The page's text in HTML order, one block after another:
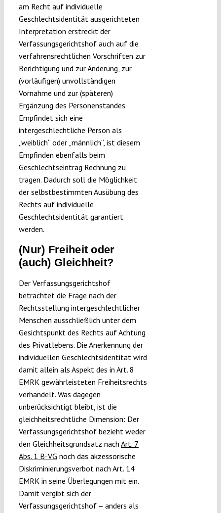
am Recht auf individuelle
Geschlechtsidentität ausgerichteten
Interpretation erstreckt der
Verfassungsgerichtshof auch auf die
verfahrensrechtlichen Vorschriften zur
Berichtigung und zur Änderung, zur
(vorläufigen) unvollständigen
Vornahme und zur (späteren)
Ergänzung des Personenstandes.
Empfindet sich eine
intergeschlechtliche Person als
„weiblich“ oder „männlich“, ist diesem
Empfinden ebenfalls beim
Geschlechtseintrag Rechnung zu
tragen. Dadurch soll die Möglichkeit
der selbstbestimmten Ausübung des
Rechts auf individuelle
Geschlechtsidentität garantiert
werden.
(Nur) Freiheit oder
(auch) Gleichheit?
Der Verfassungsgerichtshof
betrachtet die Frage nach der
Rechtsstellung intergeschlechtlicher
Menschen ausschließlich unter dem
Gesichtspunkt des Rechts auf Achtung
des Privatlebens. Die Anerkennung der
individuellen Geschlechtsidentität wird
damit allein als Aspekt des in Art. 8
EMRK gewährleisteten Freiheitsrechts
verhandelt. Was dagegen
unberücksichtigt bleibt, ist die
gleichheitsrechtliche Dimension: Der
Verfassungsgerichtshof bezieht weder
den Gleichheitsgrundsatz nach Art. 7
Abs. 1 B-VG noch das akzessorische
Diskriminierungsverbot nach Art. 14
EMRK in seine Überlegungen mit ein.
Damit vergibt sich der
Verfassungsgerichtshof – anders als